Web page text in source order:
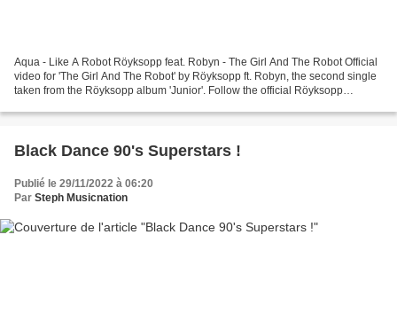
Aqua - Like A Robot Röyksopp feat. Robyn - The Girl And The Robot Official
video for 'The Girl And The Robot' by Röyksopp ft. Robyn, the second single
taken from the Röyksopp album 'Junior'. Follow the official Röyksopp
Black Dance 90's Superstars !
Publié le 29/11/2022 à 06:20
Par Steph Musicnation